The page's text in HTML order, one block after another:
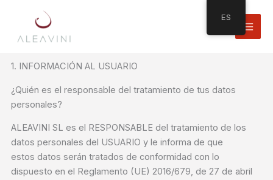
contenido
1. INFORMACIÓN AL USUARIO
¿Quién es el responsable del tratamiento de tus datos
personales?
ALEAVINI SL es el RESPONSABLE del tratamiento de los
datos personales del USUARIO y le informa de que
estos datos serán tratados de conformidad con lo
dispuesto en el Reglamento (UE) 2016/679, de 27 de abril
ES